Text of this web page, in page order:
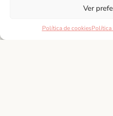
Ver
Política de cookiesPolítica